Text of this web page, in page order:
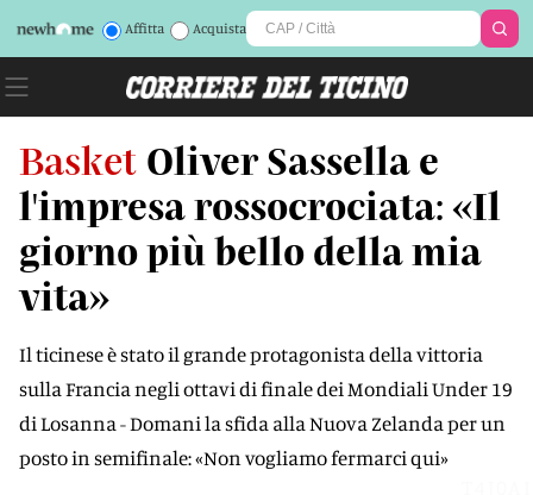
Affitta Acquista
Basket Oliver Sassella e
l'impresa rossocrociata: «Il
giorno più bello della mia
vita»
Il ticinese è stato il grande protagonista della vittoria
sulla Francia negli ottavi di finale dei Mondiali Under 19
di Losanna - Domani la sfida alla Nuova Zelanda per un
posto in semifinale: «Non vogliamo fermarci qui»